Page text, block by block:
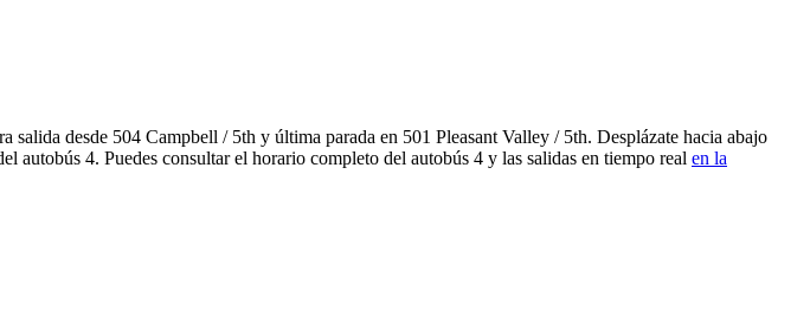
desde 504 Campbell / 5th y última parada en 501 Pleasant Valley / 5th. Desplázate hacia abajo
autobús 4. Puedes consultar el horario completo del autobús 4 y las salidas en tiempo real en la